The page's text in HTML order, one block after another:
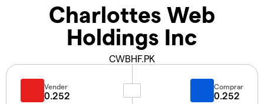
Charlottes Web
Holdings Inc
CWBHF.PK
Vender
0.252
Comprar
0.252